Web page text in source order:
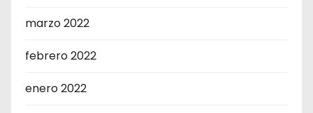
marzo 2022
febrero 2022
enero 2022